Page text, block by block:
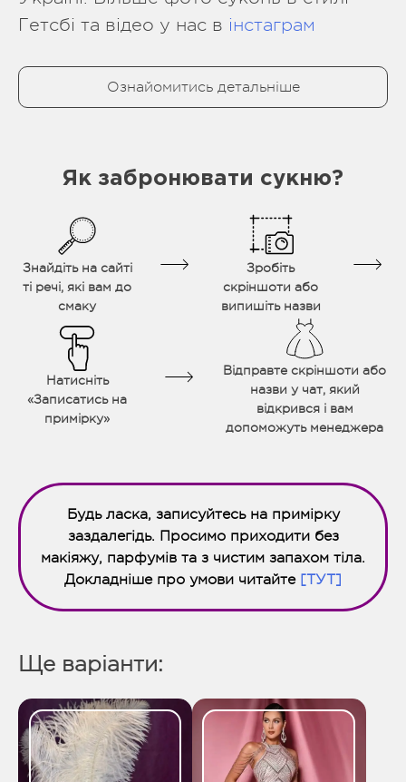
Гетсбі та відео у нас в інстаграм
Ознайомитись детальніше
Як забронювати сукню?
Знайдіть на сайті
ті речі, які вам до
смаку
Зробіть
скріншоти або
випишіть назви
Натисніть
«Записатись на
примірку»
Відправте скріншоти або
назви у чат, який
відкрився і вам
допоможуть менеджера
Будь ласка, записуйтесь на примірку
заздалегідь. Просимо приходити без
макіяжу, парфумів та з чистим запахом тіла.
Докладніше про умови читайте [ТУТ]
Ще варіанти: